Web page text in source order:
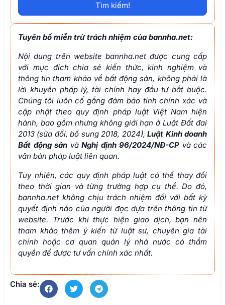
Tìm kiếm!
Tuyên bố miễn trừ trách nhiệm của bannha.net:
Nội dung trên website bannha.net được cung cấp
với mục đích chia sẻ kiến thức, kinh nghiệm và
thông tin tham khảo về bất động sản, không phải là
lời khuyên pháp lý, tài chính hay đầu tư bắt buộc.
Chúng tôi luôn cố gắng đảm bảo tính chính xác và
cập nhật theo quy định pháp luật Việt Nam hiện
hành, bao gồm nhưng không giới hạn ở Luật Đất đai
2013 (sửa đổi, bổ sung 2018, 2024),Luật Kinh doanh
Bất động sản và Nghị định 96/2024/NĐ-CP và các
văn bản pháp luật liên quan.
Tuy nhiên, các quy định pháp luật có thể thay đổi
theo thời gian và từng trường hợp cụ thể. Do đó,
bannha.net không chịu trách nhiệm đối với bất kỳ
quyết định nào của người đọc dựa trên thông tin từ
website. Trước khi thực hiện giao dịch, bạn nên
tham khảo thêm ý kiến từ luật sư, chuyên gia tài
chính hoặc cơ quan quản lý nhà nước có thẩm
quyền để được tư vấn chính xác nhất.
Chia sẻ: